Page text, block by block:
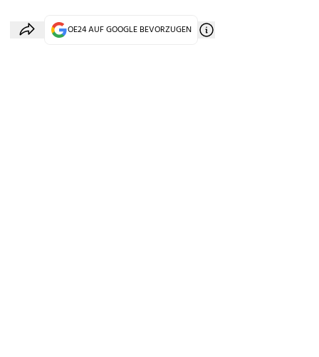
OE24 AUF GOOGLE BEVORZUGEN